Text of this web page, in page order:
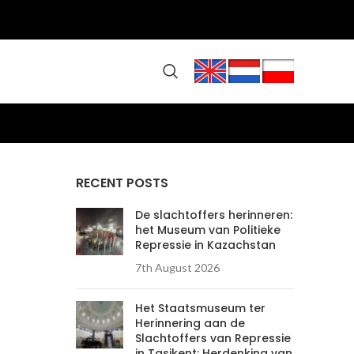
RECENT POSTS
De slachtoffers herinneren:
het Museum van Politieke
Repressie in Kazachstan
7th August 2026
Het Staatsmuseum ter
Herinnering aan de
Slachtoffers van Repressie